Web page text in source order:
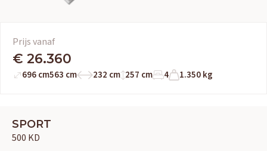
Prijs vanaf
€ 26.360
696 cm563 cm 232 cm 257 cm 4 1.350 kg
SPORT
500 KD